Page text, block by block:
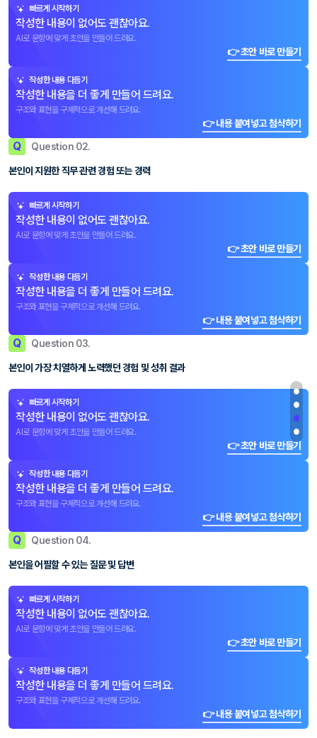
빠르게 시작하기
작성한 내용이 없어도 괜찮아요.
AI로 문항에 맞게 초안을 만들어 드려요.
👉 초안 바로 만들기
작성한 내용 다듬기
작성한 내용을 더 좋게 만들어 드려요.
구조와 표현을 구체적으로 개선해 드려요.
👉 내용 붙여넣고 첨삭하기
Q Question 02.
본인이 지원한 직무 관련 경험 또는 경력
빠르게 시작하기
작성한 내용이 없어도 괜찮아요.
AI로 문항에 맞게 초안을 만들어 드려요.
👉 초안 바로 만들기
작성한 내용 다듬기
작성한 내용을 더 좋게 만들어 드려요.
구조와 표현을 구체적으로 개선해 드려요.
👉 내용 붙여넣고 첨삭하기
Q Question 03.
본인이 가장 치열하게 노력했던 경험 및 성취 결과
빠르게 시작하기
작성한 내용이 없어도 괜찮아요.
AI로 문항에 맞게 초안을 만들어 드려요.
👉 초안 바로 만들기
작성한 내용 다듬기
작성한 내용을 더 좋게 만들어 드려요.
구조와 표현을 구체적으로 개선해 드려요.
👉 내용 붙여넣고 첨삭하기
Q Question 04.
본인을 어필할 수 있는 질문 및 답변
빠르게 시작하기
작성한 내용이 없어도 괜찮아요.
AI로 문항에 맞게 초안을 만들어 드려요.
👉 초안 바로 만들기
작성한 내용 다듬기
작성한 내용을 더 좋게 만들어 드려요.
구조와 표현을 구체적으로 개선해 드려요.
👉 내용 붙여넣고 첨삭하기